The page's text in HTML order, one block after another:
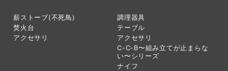
薪ストーブ(不死鳥)
焚火台
アクセサリ
調理器具
テーブル
アクセサリ
C-C-B〜組み立てが止まらな
い〜シリーズ
ナイフ